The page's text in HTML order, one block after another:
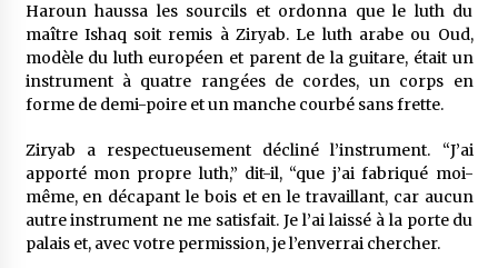
Haroun haussa les sourcils et ordonna que le luth du
maître Ishaq soit remis à Ziryab. Le luth arabe ou Oud,
modèle du luth européen et parent de la guitare, était un
instrument à quatre rangées de cordes, un corps en
forme de demi-poire et un manche courbé sans frette.
Ziryab a respectueusement décliné l’instrument. “J’ai
apporté mon propre luth,” dit-il, “que j’ai fabriqué moi-
même, en décapant le bois et en le travaillant, car aucun
autre instrument ne me satisfait. Je l’ai laissé à la porte du
palais et, avec votre permission, je l’enverrai chercher.